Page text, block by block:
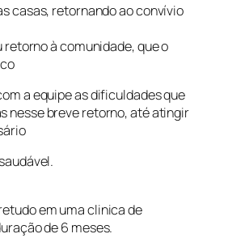
casas, retornando ao convívio
retorno à comunidade, que o
a equipe as dificuldades que
nesse breve retorno, até atingir
em uma clinica de
de 6 meses.